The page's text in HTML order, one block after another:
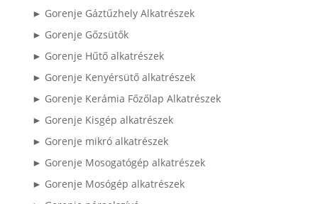
► Gorenje Gáztűzhely Alkatrészek
► Gorenje Gőzsütők
► Gorenje Hűtő alkatrészek
► Gorenje Kenyérsütő alkatrészek
► Gorenje Kerámia Főzőlap Alkatrészek
► Gorenje Kisgép alkatrészek
► Gorenje mikró alkatrészek
► Gorenje Mosogatógép alkatrészek
► Gorenje Mosógép alkatrészek